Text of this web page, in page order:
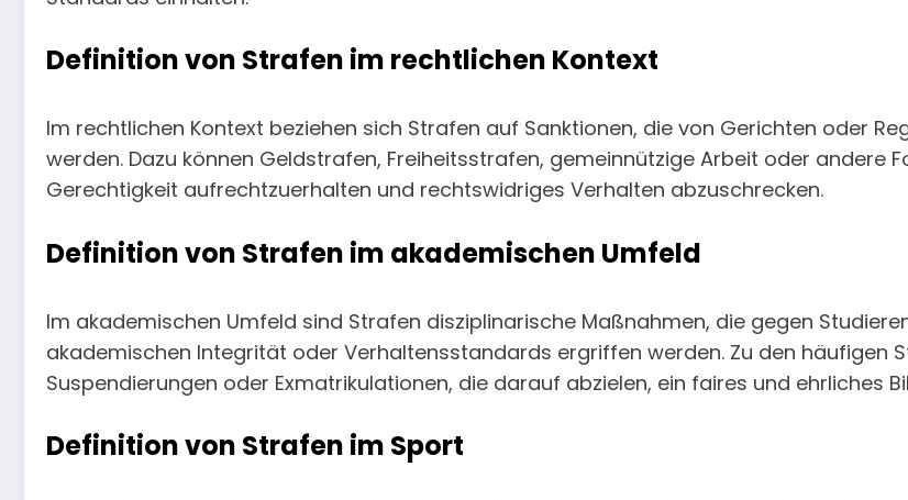
Definition von Strafen im rechtlichen Kontext
Im rechtlichen Kontext beziehen sich Strafen auf Sanktionen, die von Gerichten oder
werden. Dazu können Geldstrafen, Freiheitsstrafen, gemeinnützige Arbeit oder andere
Gerechtigkeit aufrechtzuerhalten und rechtswidriges Verhalten abzuschrecken.
Definition von Strafen im akademischen Umfeld
Im akademischen Umfeld sind Strafen disziplinarische Maßnahmen, die gegen
akademischen Integrität oder Verhaltensstandards ergriffen werden. Zu den häufigen
Suspendierungen oder Exmatrikulationen, die darauf abzielen, ein faires und ehrliches
Definition von Strafen im Sport